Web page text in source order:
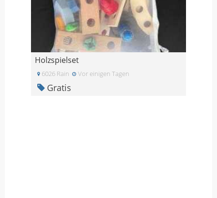
Holzspielset
6026 Rain Vor einigen Tagen
Gratis